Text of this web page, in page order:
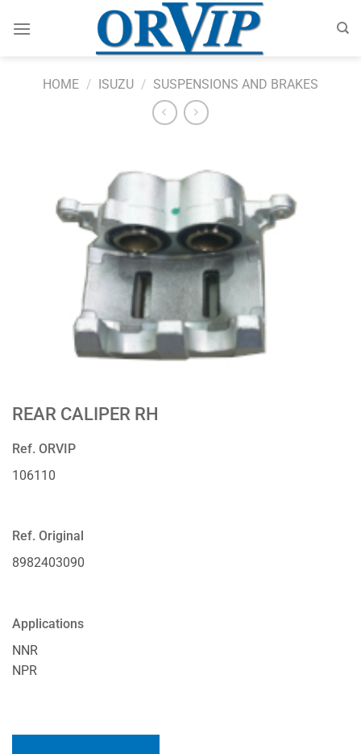
HOME / ISUZU / SUSPENSIONS AND BRAKES
REAR CALIPER RH
Ref. ORVIP
106110
Ref. Original
8982403090
Applications
NNR
NPR